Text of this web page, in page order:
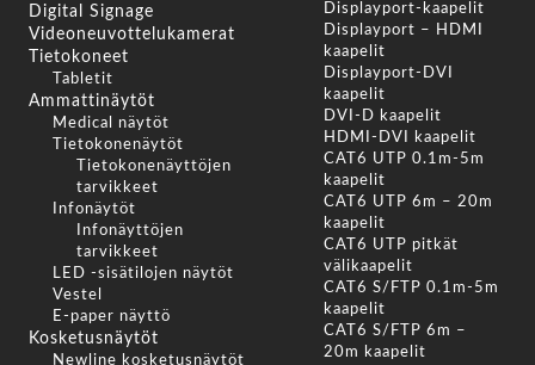
Digital Signage
Videoneuvottelukamerat
Tietokoneet
Tabletit
Ammattinäytöt
Medical näytöt
Tietokonenäytöt
Tietokonenäyttöjen
tarvikkeet
Infonäytöt
Infonäyttöjen
tarvikkeet
LED -sisätilojen näytöt
Vestel
E-paper näyttö
Kosketusnäytöt
Newline kosketusnäytöt
Displayport-kaapelit
Displayport – HDMI
kaapelit
Displayport-DVI
kaapelit
DVI-D kaapelit
HDMI-DVI kaapelit
CAT6 UTP 0.1m-5m
kaapelit
CAT6 UTP 6m – 20m
kaapelit
CAT6 UTP pitkät
välikaapelit
CAT6 S/FTP 0.1m-5m
kaapelit
CAT6 S/FTP 6m –
20m kaapelit